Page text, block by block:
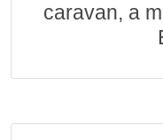
caravan, a